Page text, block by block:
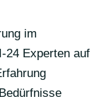
im
24 Experten auf